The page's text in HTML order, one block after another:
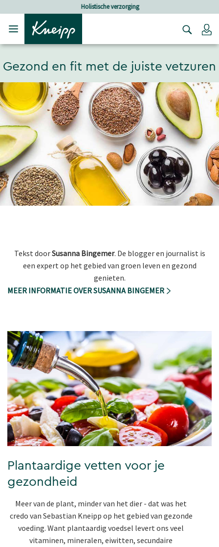
Verder gaan naar hoofdinhoud.
Verder gaan naar de footerHolistische verzorging
Gezond en fit met de juiste vetzuren
Tekst doorSusanna Bingemer. De blogger en journalist is
een expert op het gebied van groen leven en gezond
genieten.
MEER INFORMATIE OVER SUSANNA BINGEMER
Plantaardige vetten voor je
gezondheid
Meer van de plant, minder van het dier - dat was het
credo van Sebastian Kneipp op het gebied van gezonde
voeding. Want plantaardig voedsel levert ons veel
vitaminen, mineralen, eiwitten, secundaire